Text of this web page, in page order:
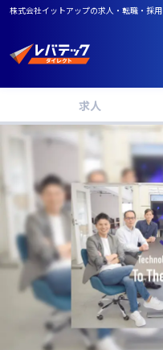
株式会社イットアップの求人・転職・採
求人